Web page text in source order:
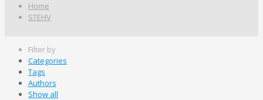
Home
STEHV
Filter by
Categories
Tags
Authors
Show all